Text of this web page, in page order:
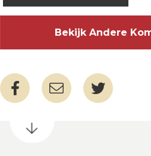
Bekijk Andere